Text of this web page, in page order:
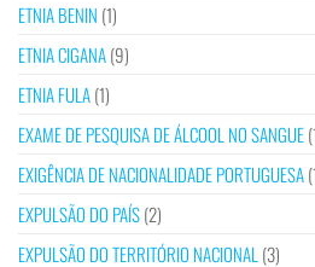
ETNIA BENIN (1)
ETNIA CIGANA(9)
ETNIA FULA(1)
EXAME DE PESQUISA DE ÁLCOOL NO SANGUE
EXIGÊNCIA DE NACIONALIDADE PORTUGUESA
EXPULSÃO DO PAÍS(2)
EXPULSÃO DO TERRITÓRIO NACIONAL (3)